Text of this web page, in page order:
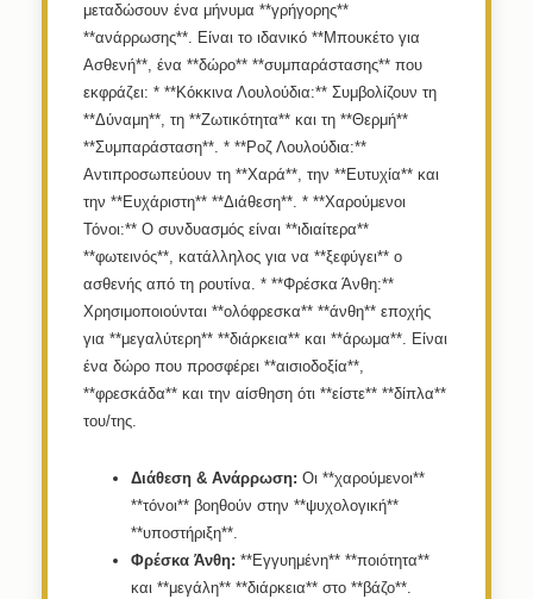
μεταδώσουν ένα μήνυμα **γρήγορης**
**ανάρρωσης**. Είναι το ιδανικό **Μπουκέτο για
Ασθενή**, ένα **δώρο** **συμπαράστασης** που
εκφράζει: * **Κόκκινα Λουλούδια:** Συμβολίζουν τη
**Δύναμη**, τη **Ζωτικότητα** και τη **Θερμή**
**Συμπαράσταση**. * **Ροζ Λουλούδια:**
Αντιπροσωπεύουν τη **Χαρά**, την **Ευτυχία** και
την **Ευχάριστη** **Διάθεση**. * **Χαρούμενοι
Τόνοι:** Ο συνδυασμός είναι **ιδιαίτερα**
**φωτεινός**, κατάλληλος για να **ξεφύγει** ο
ασθενής από τη ρουτίνα. * **Φρέσκα Άνθη:**
Χρησιμοποιούνται **ολόφρεσκα** **άνθη** εποχής
για **μεγαλύτερη** **διάρκεια** και **άρωμα**. Είναι
ένα δώρο που προσφέρει **αισιοδοξία**,
**φρεσκάδα** και την αίσθηση ότι **είστε** **δίπλα**
του/της.
Διάθεση & Ανάρρωση: Οι **χαρούμενοι**
**τόνοι** βοηθούν στην **ψυχολογική**
**υποστήριξη**.
Φρέσκα Άνθη: **Εγγυημένη** **ποιότητα**
και **μεγάλη** **διάρκεια** στο **βάζο**.